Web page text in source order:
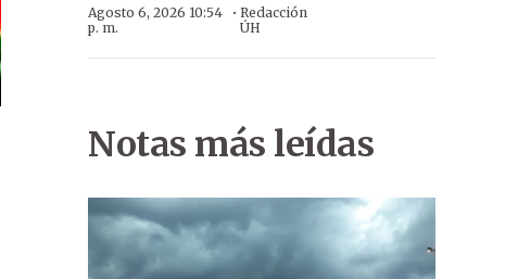
Agosto 6, 2026 10:54
p. m.
· Redacción
ÚH
Notas más leídas